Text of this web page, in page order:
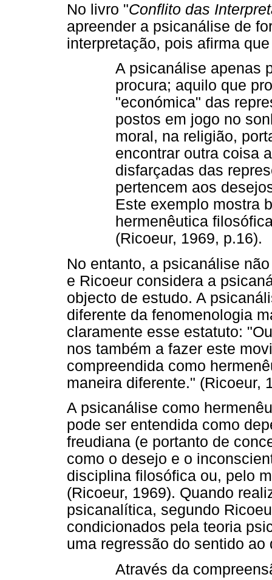
No livro "Conflito das
apreender a psicanálise de
interpretação, pois afirma que
A psicanálise apenas
procura; aquilo que
"económica" das
postos em jogo no
moral, na religião,
encontrar outra coisa
disfarçadas das
pertencem aos
Este exemplo mostra
hermenêutica
(Ricoeur, 1969, p.16).
No entanto, a psicanálise
e Ricoeur considera a
objecto de estudo. A
diferente da fenomenologia
claramente esse estatuto:
nos também a fazer este
compreendida como
maneira diferente." (Ricoeur,
A psicanálise como
pode ser entendida como
freudiana (e portanto de
como o desejo e o
disciplina filosófica ou, pelo
(Ricoeur, 1969). Quando
psicanalítica, segundo
condicionados pela teoria
uma regressão do sentido ao
Através da